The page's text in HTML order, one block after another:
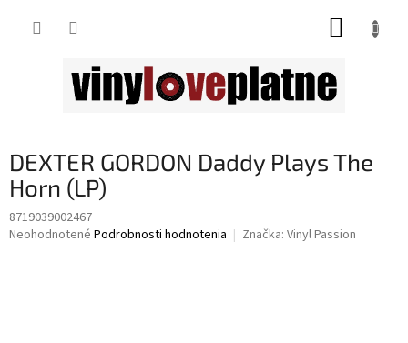
DEXTER GORDON Daddy Plays The
Horn (LP)
8719039002467
Priemerné
Neohodnotené Podrobnosti hodnotenia Značka: Vinyl Passion